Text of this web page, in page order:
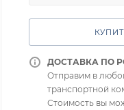
ДОСТАВКА ПО
Отправим в
транспортной
Стоимость вы